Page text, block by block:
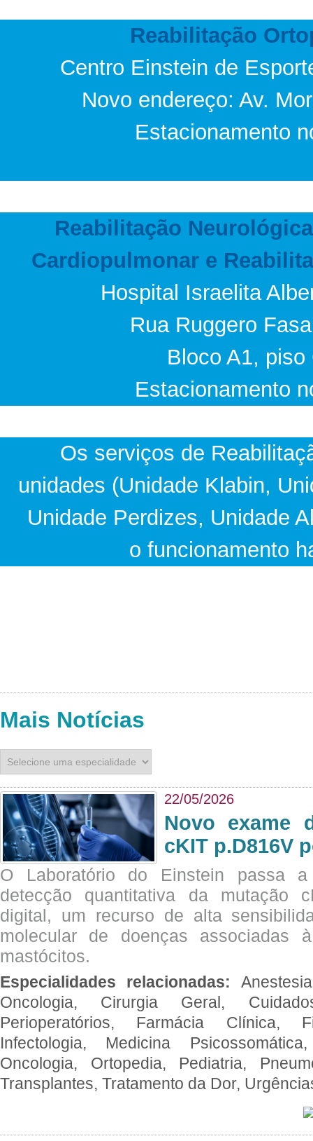
Reabilitação
Centro Einstein de
Novo endereço: Av.
Estacionamento
Reabilitação
Cardiopulmonar e
Hospital Israelita
Rua Ruggero
Bloco A1, piso
Estacionamento
Os serviços de
unidades (Unidade Klabin,
Unidade Perdizes, Unidade
o funcionamento
Mais Notícias
22/05/2026
Novo exame
cKIT p.D816V
O Laboratório do Einstein passa
detecção quantitativa da mutação
digital, um recurso de alta
molecular de doenças associadas
mastócitos.
Especialidades relacionadas:
Oncologia, Cirurgia Geral,
Perioperatórios, Farmácia Clínica,
Infectologia, Medicina
Oncologia, Ortopedia, Pediatria,
Transplantes, Tratamento da Dor,